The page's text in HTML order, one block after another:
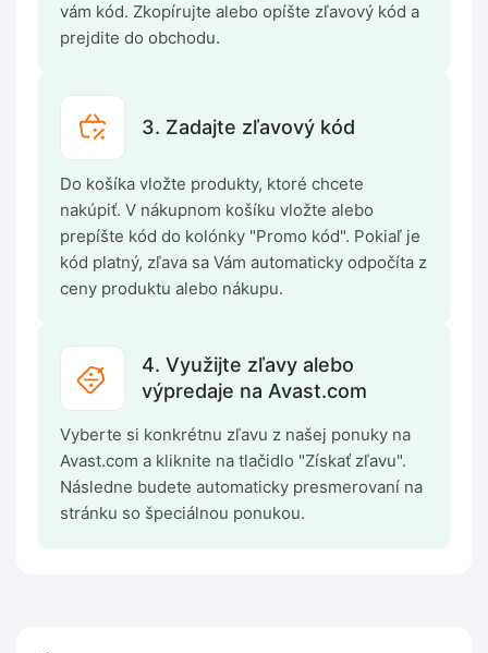
vám kód. Zkopírujte alebo opíšte zľavový kód a
prejdite do obchodu.
3. Zadajte zľavový kód
Do košíka vložte produkty, ktoré chcete
nakúpiť. V nákupnom košíku vložte alebo
prepíšte kód do kolónky "Promo kód". Pokiaľ je
kód platný, zľava sa Vám automaticky odpočíta z
ceny produktu alebo nákupu.
4. Využijte zľavy alebo
výpredaje na Avast.com
Vyberte si konkrétnu zľavu z našej ponuky na
Avast.com a kliknite na tlačidlo "Získať zľavu".
Následne budete automaticky presmerovaní na
stránku so špeciálnou ponukou.